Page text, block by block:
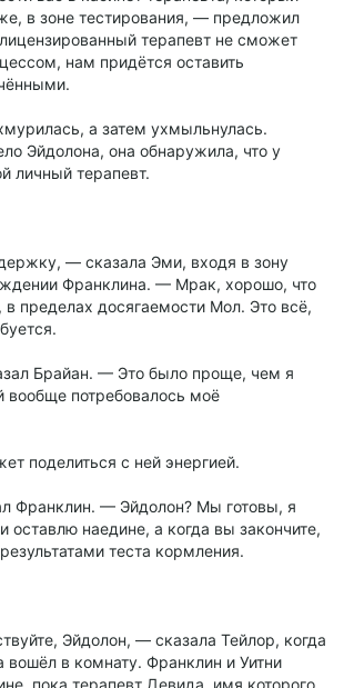
в зоне тестирования, — предложил
терапевт не сможет
нам придётся оставить
а затем ухмыльнулась.
Эйдолона, она обнаружила, что у
личный терапевт.
— сказала Эми, входя в зону
Франклина. — Мрак, хорошо, что
в пределах досягаемости Мол. Это всё,
Брайан. — Это было проще, чем я
вообще потребовалось моё
поделиться с ней энергией.
Франклин. — Эйдолон? Мы готовы, я
оставлю наедине, а когда вы закончите,
теста кормления.
Эйдолон, — сказала Тейлор, когда
вошёл в комнату. Франклин и Уитни
пока терапевт Девида, имя которого